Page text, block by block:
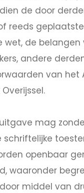
de door
reeds
wet, de belangen
andere
van het
mag
openbaar
waaronder
middel van